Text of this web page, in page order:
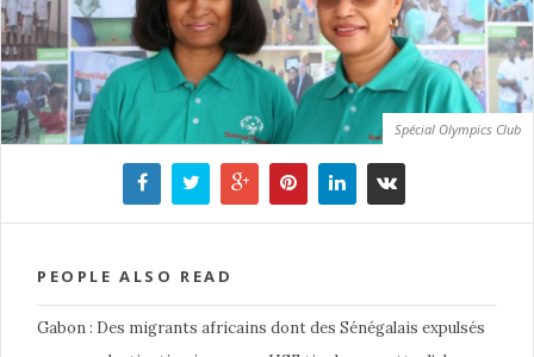
Spécial Olympics Club
PEOPLE ALSO READ
Gabon : Des migrants africains dont des Sénégalais expulsés